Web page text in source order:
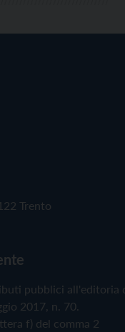
Trento
pubblici all'editoria
2017, n. 70.
f) del comma 2